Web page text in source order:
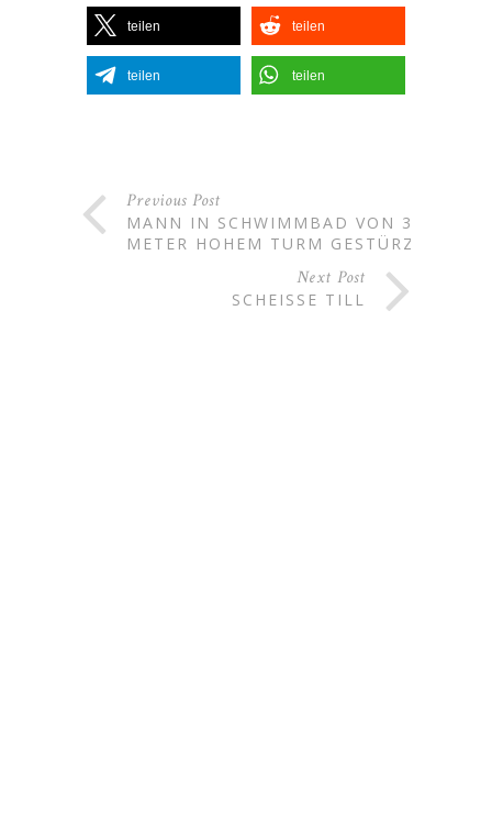
teilen teilen
teilen teilen
Previous Post
MANN IN SCHWIMMBAD VON 3
METER HOHEM TURM GESTÜRZT
Next Post
SCHEISSE TILL